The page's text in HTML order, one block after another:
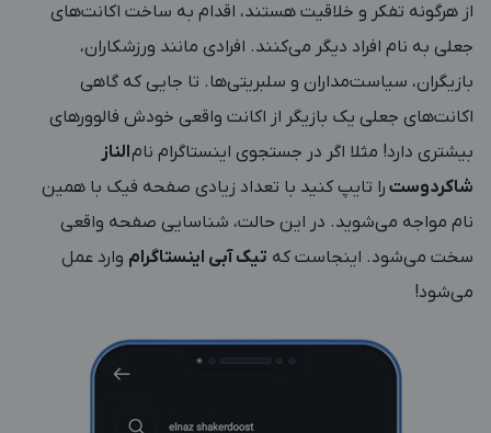
از هرگونه تفکر و خلاقیت هستند، اقدام به ساخت اکانت‌های
جعلی به نام افراد دیگر می‌کنند. افرادی مانند ورزشکاران،
بازیگران، سیاست‌مداران و سلبریتی‌ها. تا جایی که گاهی
اکانت‌های جعلی یک بازیگر از اکانت واقعی خودش فالوورهای
بیشتری دارد! مثلا اگر در جستجوی اینستاگرام نامالناز
شاکردوست را تایپ کنید با تعداد زیادی صفحه فیک با همین
نام مواجه می‌شوید. در این حالت، شناسایی صفحه واقعی
سخت می‌شود. اینجاست که تیک آبی اینستاگرام وارد عمل
می‌شود!